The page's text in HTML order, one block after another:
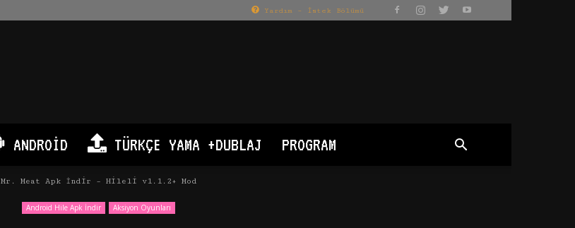
Yardım – İstek Bölümü
ANDROID TÜRKÇE YAMA +DUBLAJ PROGRAM
Mr. Meat Apk İndir – Hileli v1.1.2+ Mod
Android Hile Apk İndir Aksiyon Oyunları